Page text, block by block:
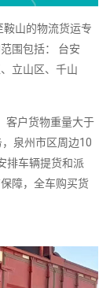
山的物流货运专
围包括： 台安
立山区、千山
户货物重量大于
泉州市区周边10
排车辆提货和派
障，全车购买货